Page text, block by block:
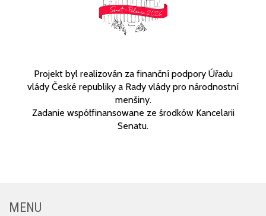
Projekt byl realizován za finanční podpory Úřadu
vlády České republiky a Rady vlády pro národnostní
menšiny.
Zadanie współfinansowane ze środków Kancelarii
Senatu.
MENU